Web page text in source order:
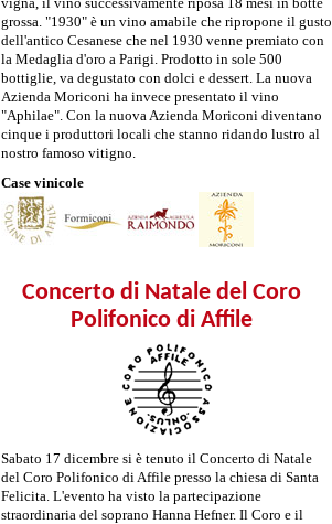
grossa. "1930" è un vino amabile che ripropone il gusto
dell'antico Cesanese che nel 1930 venne premiato con
la Medaglia d'oro a Parigi. Prodotto in sole 500
bottiglie, va degustato con dolci e dessert. La nuova
Azienda Moriconi ha invece presentato il vino
"Aphilae". Con la nuova Azienda Moriconi diventano
cinque i produttori locali che stanno ridando lustro al
nostro famoso vitigno.
Case vinicole
Concerto di Natale del Coro
Polifonico di Affile
Sabato 17 dicembre si è tenuto il Concerto di Natale
del Coro Polifonico di Affile presso la chiesa di Santa
Felicita. L'evento ha visto la partecipazione
straordinaria del soprano Hanna Hefner. Il Coro e il